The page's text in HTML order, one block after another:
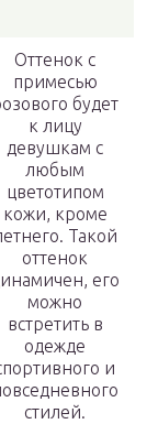
Оттенок с
примесью
будет
к лицу
девушкам с
любым
цветотипом
кожи, кроме
Такой
оттенок
его
можно
встретить в
одежде
и
стилей.